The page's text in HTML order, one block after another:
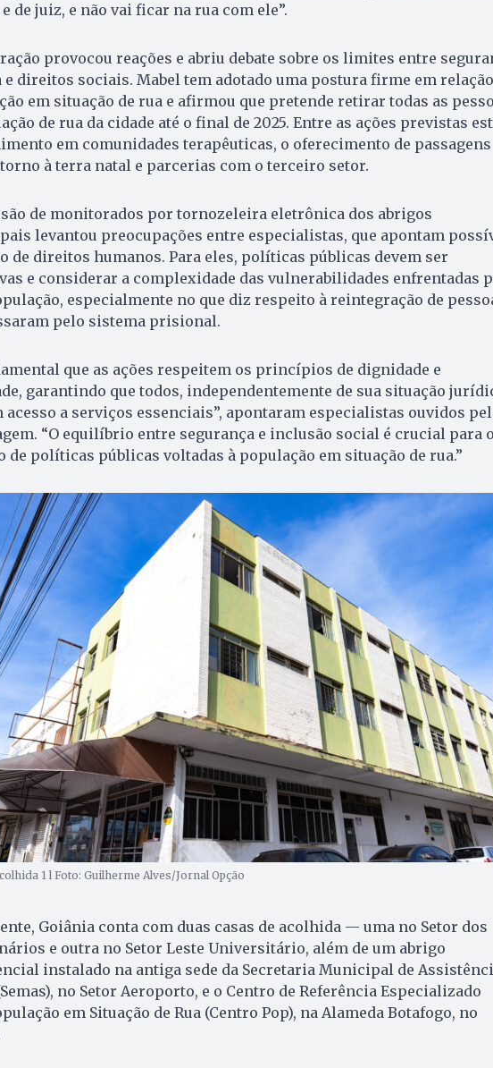
de juiz, e não vai ficar na rua com ele”.
provocou reações e abriu debate sobre os limites entre
e direitos sociais. Mabel tem adotado uma postura firme em
em situação de rua e afirmou que pretende retirar todas as
de rua da cidade até o final de 2025. Entre as ações previstas
em comunidades terapêuticas, o oferecimento de passagens
à terra natal e parcerias com o terceiro setor.
de monitorados por tornozeleira eletrônica dos abrigos
levantou preocupações entre especialistas, que apontam
de direitos humanos. Para eles, políticas públicas devem ser
e considerar a complexidade das vulnerabilidades enfrentadas
especialmente no que diz respeito à reintegração de
pelo sistema prisional.
que as ações respeitem os princípios de dignidade e
garantindo que todos, independentemente de sua situação
acesso a serviços essenciais”, apontaram especialistas ouvidos
“O equilíbrio entre segurança e inclusão social é crucial para o
de políticas públicas voltadas à população em situação de rua.”
1 l Foto: Guilherme Alves/Jornal Opção
Goiânia conta com duas casas de acolhida — uma no Setor dos
e outra no Setor Leste Universitário, além de um abrigo
instalado na antiga sede da Secretaria Municipal de
no Setor Aeroporto, e o Centro de Referência Especializado
em Situação de Rua (Centro Pop), na Alameda Botafogo, no